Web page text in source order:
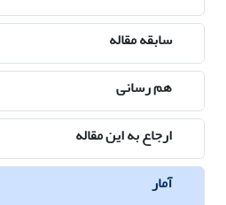
سابقه مقاله
هم رسانی
ارجاع به این مقاله
آمار